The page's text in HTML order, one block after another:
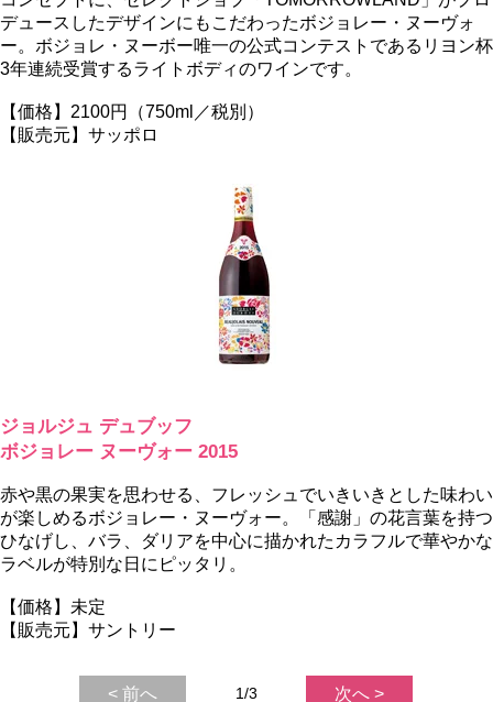
デュースしたデザインにもこだわったボジョレー・ヌーヴォ
ー。ボジョレ・ヌーボー唯一の公式コンテストであるリヨン杯
3年連続受賞するライトボディのワインです。
【価格】2100円（750ml／税別）
【販売元】サッポロ
ジョルジュ デュブッフ
ボジョレー ヌーヴォー 2015
赤や黒の果実を思わせる、フレッシュでいきいきとした味わい
が楽しめるボジョレー・ヌーヴォー。「感謝」の花言葉を持つ
ひなげし、バラ、ダリアを中心に描かれたカラフルで華やかな
ラベルが特別な日にピッタリ。
【価格】未定
【販売元】サントリー
< 前へ 1/3 次へ >